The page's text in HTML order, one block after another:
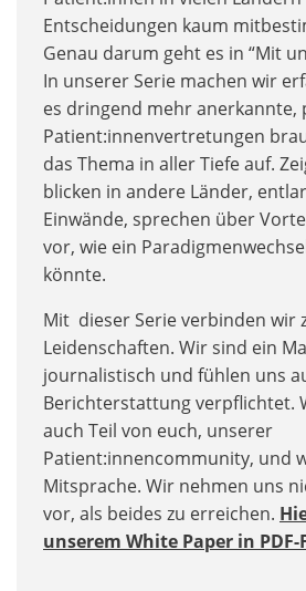
Entscheidungen kaum
Genau darum geht es in “Mit
In unserer Serie machen wir
es dringend mehr anerkannte,
Patient:innenvertretungen
das Thema in aller Tiefe auf.
blicken in andere Länder,
Einwände, sprechen über
vor, wie ein
könnte.
Mit dieser Serie verbinden wir
Leidenschaften. Wir sind ein
journalistisch und fühlen uns
Berichterstattung verpflichtet.
auch Teil von euch, unserer
Patient:innencommunity, und
Mitsprache. Wir nehmen uns
vor, als beides zu erreichen.
unserem White Paper in PDF-